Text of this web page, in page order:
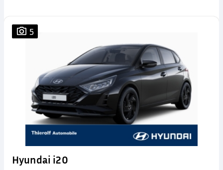
5
Hyundai i20